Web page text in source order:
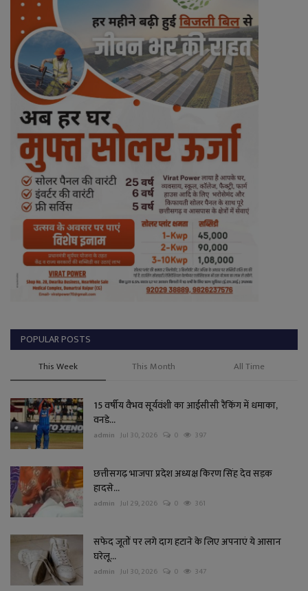
POPULAR POSTS
This Week This Month All Time
15 वर्षीय वैभव सूर्यवंशी का आईसीसी रैंकिंग में धमाका,
वनडे...
admin Jul 30, 2026 0 397
छत्तीसगढ़ भाजपा प्रदेश अध्यक्ष किरण सिंह देव सड़क
हादसे...
admin Jul 29, 2026 0 361
सफेद जूतों पर लगे दाग हटाने के लिए अपनाएं ये आसान
घरेलू...
admin Jul 30, 2026 0 347